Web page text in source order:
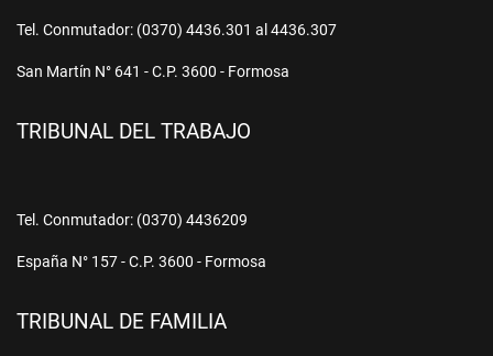
Tel. Conmutador: (0370) 4436.301 al 4436.307
San Martín N° 641 - C.P. 3600 - Formosa
TRIBUNAL DEL TRABAJO
Tel. Conmutador: (0370) 4436209
España N° 157 - C.P. 3600 - Formosa
TRIBUNAL DE FAMILIA